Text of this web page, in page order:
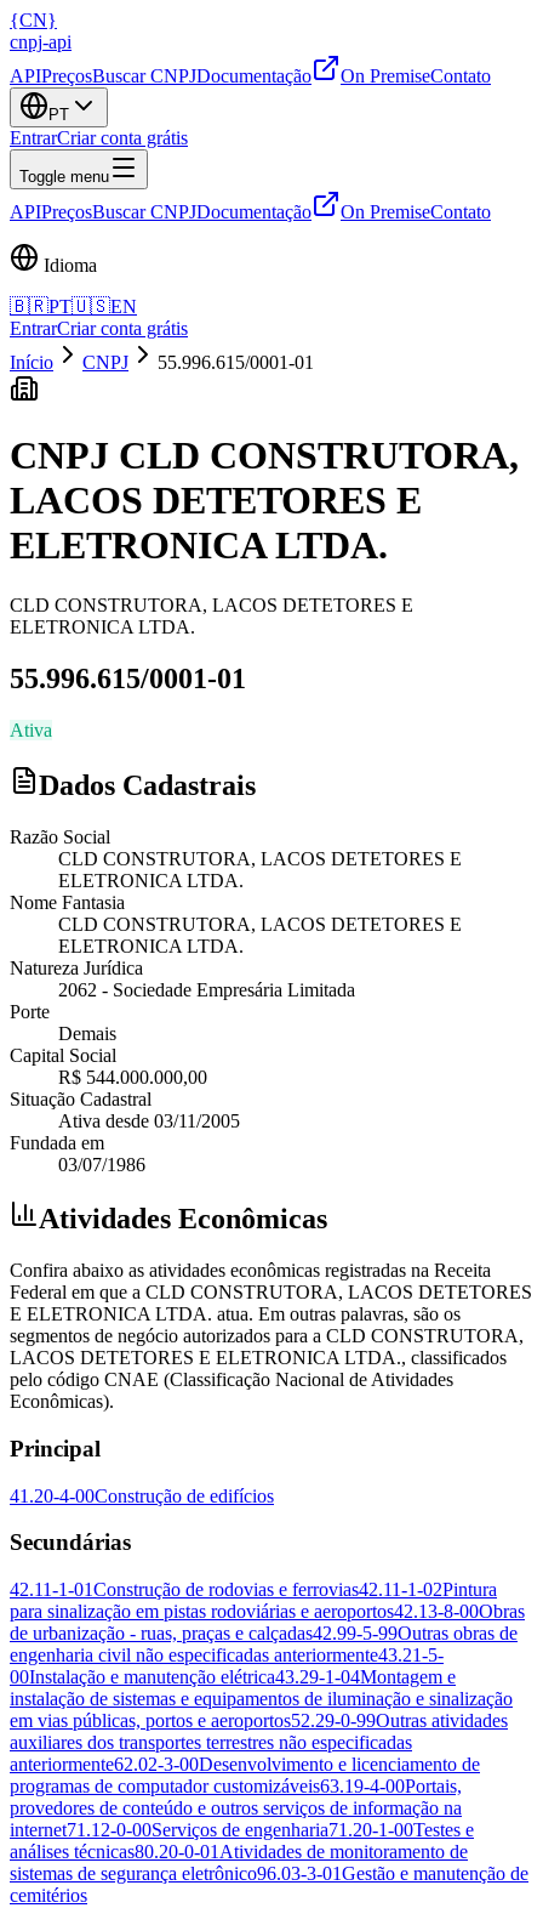
{CN}
cnpj-api
APIPreçosBuscar CNPJDocumentação On PremiseContato
PT
EntrarCriar conta grátis
Toggle menu
APIPreçosBuscar CNPJDocumentação On PremiseContato
Idioma
🇧🇷PT🇺🇸EN
EntrarCriar conta grátis
Início
CNPJ 55.996.615/0001-01
CNPJ CLD CONSTRUTORA,
LACOS DETETORES E
ELETRONICA LTDA.
CLD CONSTRUTORA, LACOS DETETORES E
ELETRONICA LTDA.
55.996.615/0001-01
Ativa
Dados Cadastrais
Razão Social
CLD CONSTRUTORA, LACOS DETETORES E
ELETRONICA LTDA.
Nome Fantasia
CLD CONSTRUTORA, LACOS DETETORES E
ELETRONICA LTDA.
Natureza Jurídica
2062 - Sociedade Empresária Limitada
Porte
Demais
Capital Social
R$ 544.000.000,00
Situação Cadastral
Ativa desde 03/11/2005
Fundada em
03/07/1986
Atividades Econômicas
Confira abaixo as atividades econômicas registradas na Receita
Federal em que a CLD CONSTRUTORA, LACOS DETETORES
E ELETRONICA LTDA. atua. Em outras palavras, são os
segmentos de negócio autorizados para a CLD CONSTRUTORA,
LACOS DETETORES E ELETRONICA LTDA., classificados
pelo código CNAE (Classificação Nacional de Atividades
Econômicas).
Principal
41.20-4-00Construção de edifícios
Secundárias
42.11-1-01Construção de rodovias e ferrovias42.11-1-02Pintura
para sinalização em pistas rodoviárias e aeroportos42.13-8-00Obras
de urbanização - ruas, praças e calçadas42.99-5-99Outras obras de
engenharia civil não especificadas anteriormente43.21-5-
00Instalação e manutenção elétrica43.29-1-04Montagem e
instalação de sistemas e equipamentos de iluminação e sinalização
em vias públicas, portos e aeroportos52.29-0-99Outras atividades
auxiliares dos transportes terrestres não especificadas
anteriormente62.02-3-00Desenvolvimento e licenciamento de
programas de computador customizáveis63.19-4-00Portais,
provedores de conteúdo e outros serviços de informação na
internet71.12-0-00Serviços de engenharia71.20-1-00Testes e
análises técnicas80.20-0-01 Atividades de monitoramento de
sistemas de segurança eletrônico96.03-3-01Gestão e manutenção de
cemitérios